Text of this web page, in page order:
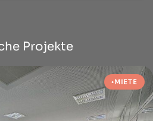
Projekte
MIETE